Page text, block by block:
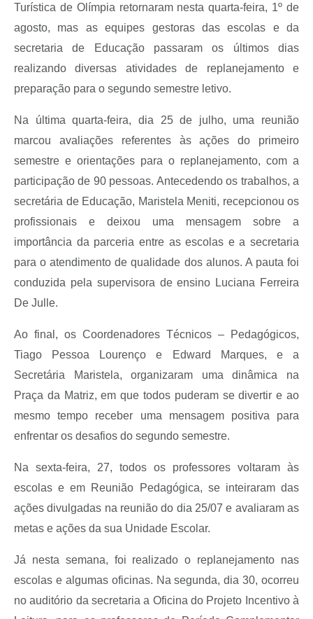
Turística de Olímpia retornaram nesta quarta-feira, 1º de
agosto, mas as equipes gestoras das escolas e da
secretaria de Educação passaram os últimos dias
realizando diversas atividades de replanejamento e
preparação para o segundo semestre letivo.
Na última quarta-feira, dia 25 de julho, uma reunião
marcou avaliações referentes às ações do primeiro
semestre e orientações para o replanejamento, com a
participação de 90 pessoas. Antecedendo os trabalhos, a
secretária de Educação, Maristela Meniti, recepcionou os
profissionais e deixou uma mensagem sobre a
importância da parceria entre as escolas e a secretaria
para o atendimento de qualidade dos alunos. A pauta foi
conduzida pela supervisora de ensino Luciana Ferreira
De Julle.
Ao final, os Coordenadores Técnicos – Pedagógicos,
Tiago Pessoa Lourenço e Edward Marques, e a
Secretária Maristela, organizaram uma dinâmica na
Praça da Matriz, em que todos puderam se divertir e ao
mesmo tempo receber uma mensagem positiva para
enfrentar os desafios do segundo semestre.
Na sexta-feira, 27, todos os professores voltaram às
escolas e em Reunião Pedagógica, se inteiraram das
ações divulgadas na reunião do dia 25/07 e avaliaram as
metas e ações da sua Unidade Escolar.
Já nesta semana, foi realizado o replanejamento nas
escolas e algumas oficinas. Na segunda, dia 30, ocorreu
no auditório da secretaria a Oficina do Projeto Incentivo à